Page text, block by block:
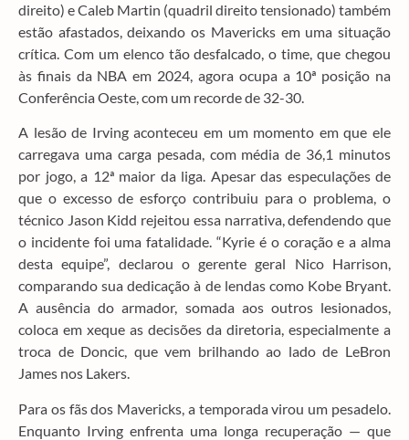
direito) e Caleb Martin (quadril direito tensionado) também
estão afastados, deixando os Mavericks em uma situação
crítica. Com um elenco tão desfalcado, o time, que chegou
às finais da NBA em 2024, agora ocupa a 10ª posição na
Conferência Oeste, com um recorde de 32-30.
A lesão de Irving aconteceu em um momento em que ele
carregava uma carga pesada, com média de 36,1 minutos
por jogo, a 12ª maior da liga. Apesar das especulações de
que o excesso de esforço contribuiu para o problema, o
técnico Jason Kidd rejeitou essa narrativa, defendendo que
o incidente foi uma fatalidade. “Kyrie é o coração e a alma
desta equipe”, declarou o gerente geral Nico Harrison,
comparando sua dedicação à de lendas como Kobe Bryant.
A ausência do armador, somada aos outros lesionados,
coloca em xeque as decisões da diretoria, especialmente a
troca de Doncic, que vem brilhando ao lado de LeBron
James nos Lakers.
Para os fãs dos Mavericks, a temporada virou um pesadelo.
Enquanto Irving enfrenta uma longa recuperação — que